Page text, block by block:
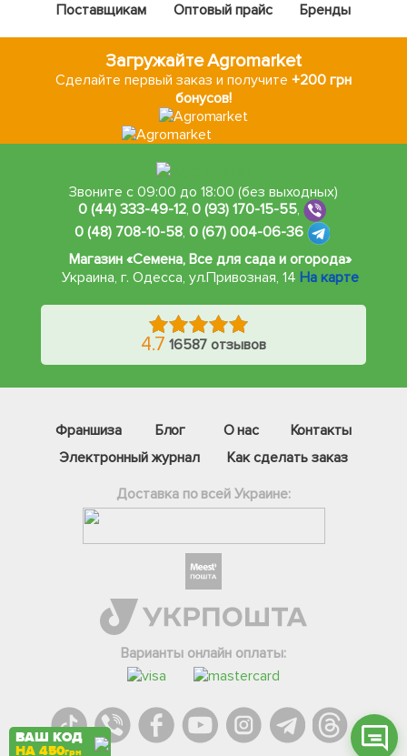
Поставщикам
Оптовый прайс Бренды
Загружайте Agromarket
Сделайте первый заказ и получите +200 грн
бонусов!
Звоните с 09:00 до 18:00 (без выходных)
0 (44) 333-49-12,0 (93) 170-15-55,
0 (48) 708-10-58, 0 (67) 004-06-36
Магазин «Семена, Все для сада и огорода»
Украина, г. Одесса, ул.Привозная, 14 На карте
4.7 16587 отзывов
Франшиза Блог О нас
Контакты
Электронный журнал
Как сделать заказ
Доставка по всей Украине:
Варианты онлайн оплаты:
Інстаграм
Онлайн чат
ВАШ КОД
НА 450грн